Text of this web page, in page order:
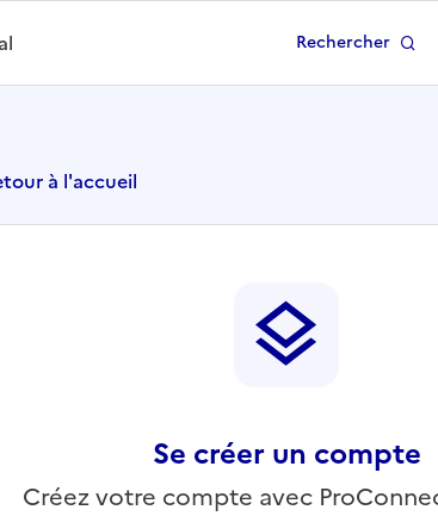
à la page d'accueil
Rechercher
à l'accueil
Se créer un compte
Créez votre compte avec